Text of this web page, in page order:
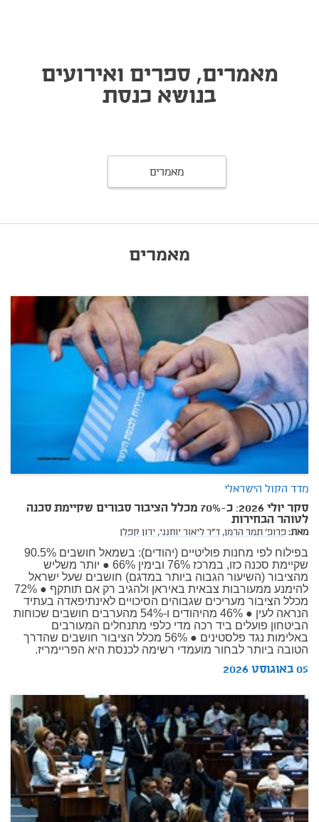
מאמרים, ספרים ואירועים
בנושא כנסת
מאמרים
מאמרים
מדד הקול הישראלי
סקר יולי 2026: כ-70% מכלל הציבור סבורים שקיימת סכנה
לטוהר הבחירות
מאת:פרופ' תמר הרמן, ד"ר ליאור יוחנני, ירון קפלן
בפילוח לפי מחנות פוליטיים (יהודים): בשמאל חושבים 90.5%
שקיימת סכנה כזו, במרכז 76% ובימין 66% ● יותר משליש
מהציבור (השיעור הגבוה ביותר במדגם) חושבים שעל ישראל
להימנע ממעורבות צבאית באיראן ולהגיב רק אם תותקף ● 72%
מכלל הציבור מעריכים שגבוהים הסיכויים לאינתיפאדה בעתיד
הנראה לעין ● 46% מהיהודים ו-54% מהערבים חושבים שכוחות
הביטחון פועלים ביד רכה מדי כלפי מתנחלים המעורבים
באלימות נגד פלסטינים ● 56% מכלל הציבור חושבים שהדרך
הטובה ביותר לבחור מועמדי רשימה לכנסת היא הפריימריז.
05 באוגוסט 2026